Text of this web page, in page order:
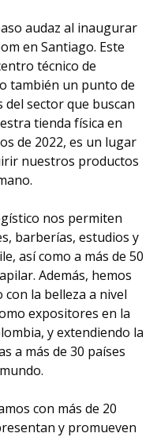
audaz al inaugurar
en Santiago. Este
técnico de
también un punto de
sector que buscan
tienda física en
de 2022, es un lugar
nuestros productos
nos permiten
barberías, estudios y
así como a más de 50
Además, hemos
la belleza a nivel
expositores en la
y extendiendo la
a más de 30 países
con más de 20
y promueven